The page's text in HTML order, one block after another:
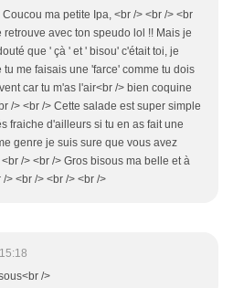
Coucou ma petite Ipa, <br /> <br /> <br
retrouve avec ton speudo lol !! Mais je
que ' çà ' et ' bisou' c'était toi, je
tu me faisais une 'farce' comme tu dois
car tu m'as l'air<br /> bien coquine
/> <br /> Cette salade est super simple
fraiche d'ailleurs si tu en as fait une
genre je suis sure que vous avez
/> <br /> Gros bisous ma belle et à
/> <br /> <br /> <br />
/>